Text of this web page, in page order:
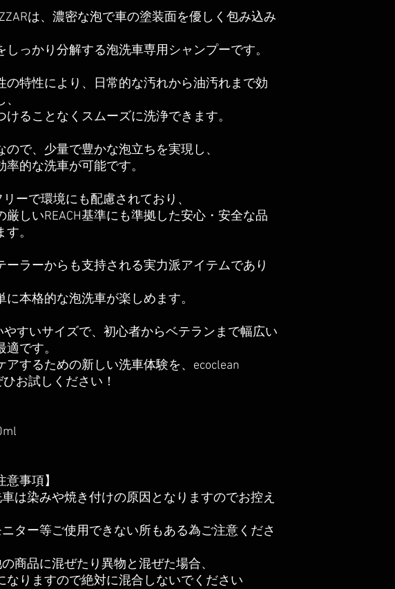
は、濃密な泡で車の塗装面を優しく包み込み
しっかり分解する泡洗車専用シャンプーです。
の特性により、日常的な汚れから油汚れまで効
けることなくスムーズに洗浄できます。
ので、少量で豊かな泡立ちを実現し、
率的な洗車が可能です。
リーで環境にも配慮されており、
厳しいREACH基準にも準拠した安心・安全な品
。
ーラーからも支持される実力派アイテムであり
に本格的な泡洗車が楽しめます。
やすいサイズで、初心者からベテランまで幅広い
です。
アするための新しい洗車体験を、ecoclean
ひお試しください！
意事項】
は染みや焼き付けの原因となりますのでお控え
ター等ご使用できない所もある為ご注意くださ
商品に混ぜたり異物と混ぜた場合、
なりますので絶対に混合しないでください